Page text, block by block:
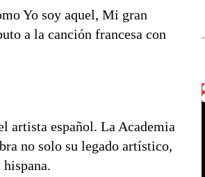
Yo soy aquel, Mi gran
a la canción francesa con
artista español. La Academia
no solo su legado artístico,